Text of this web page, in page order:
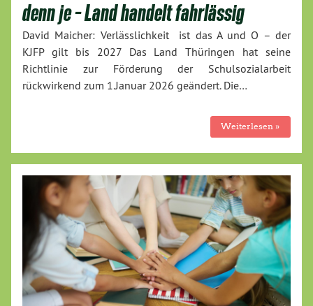
denn je – Land handelt fahrlässig
David Maicher: Verlässlichkeit ist das A und O – der
KJFP gilt bis 2027 Das Land Thüringen hat seine
Richtlinie zur Förderung der Schulsozialarbeit
rückwirkend zum 1.Januar 2026 geändert. Die…
Weiterlesen »